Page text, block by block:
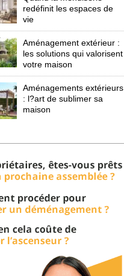
redéfinit les espaces de
vie
Aménagement extérieur :
les solutions qui valorisent
votre maison
Aménagements extérieurs
: l?art de sublimer sa
maison